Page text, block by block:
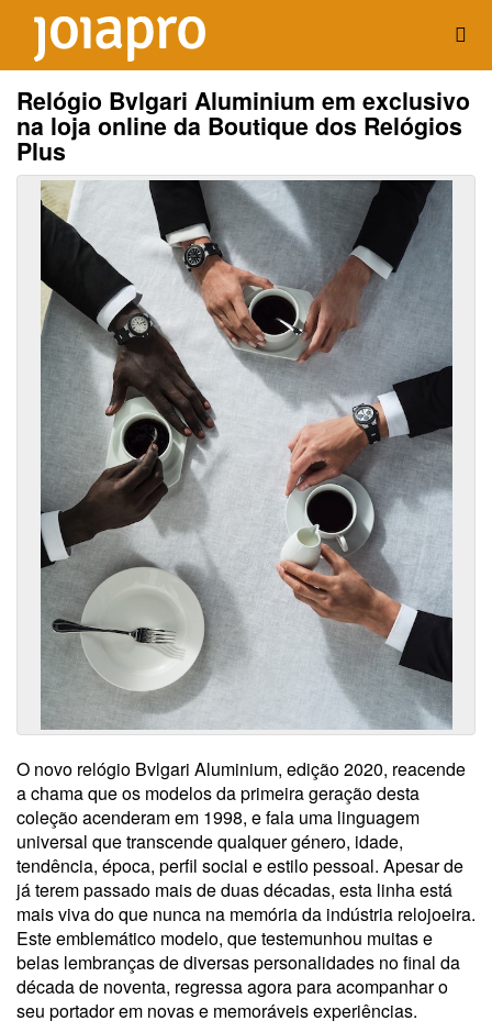
Relógio Bvlgari Aluminium em exclusivo
na loja online da Boutique dos Relógios
Plus
O novo relógio Bvlgari Aluminium, edição 2020, reacende
a chama que os modelos da primeira geração desta
coleção acenderam em 1998, e fala uma linguagem
universal que transcende qualquer género, idade,
tendência, época, perfil social e estilo pessoal. Apesar de
já terem passado mais de duas décadas, esta linha está
mais viva do que nunca na memória da indústria relojoeira.
Este emblemático modelo, que testemunhou muitas e
belas lembranças de diversas personalidades no final da
década de noventa, regressa agora para acompanhar o
seu portador em novas e memoráveis experiências.